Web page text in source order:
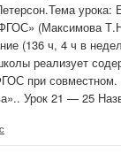
урока:
(Максимова
(136 ч, 4 ч в
реализует
при совместном.
Урок 21 — 25